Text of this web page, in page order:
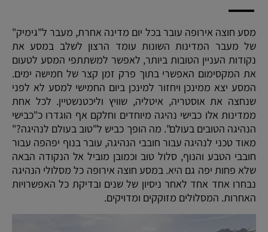
מסע חוצה אירופה עובר בכל יום מדינה אחרת, מעבר ל"גימיק"
של מעבר המדינות השונות עומד הרצון לשלב במסע את
נקודות העניין הטובות ביותר, לאפשר למשתתפי המסע לטעום
את המקסימום האפשרי בתוך פרק זמן קצר של חמישה ימים.
המסע יצא ממינכן ויחזור למינכן ביום החמישי למסע לא לפני
שנחצה את אוסטריה, איטליה, שוויץ וליכטנשטיין. לכל אחת
ממדינות אלו כבישי נהיגה מיוחדים וחלקם אף הוגדרו כ"כבישי
הנהיגה הטובים בעולם". מה הופך כביש ל"טוב בעולם לנהיגה?"
מאוד טכני לנהיגה עבור חובבי הנהיגה, עובר בנוף יפהפה עבור
חובבי הטבע והנוף, סלול טוב וכמובן מוביל אל הנקודה הבאה
שלא פחות יפה גם היא. במסע חוצה אירופה כל מסלולי הנהיגה
נבחרו אחד אחד לאחר ניסיון של שנים ובדיקת כל האפשרויות
האחרות. המסלולים מזוקקים ומדויקים.